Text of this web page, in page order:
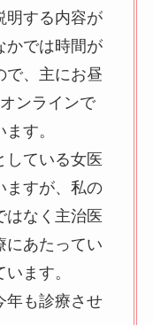
明する内容が
かでは時間が
で、主にお昼
ンラインで
す。
している女医
ますが、私の
はなく主治医
にあたってい
ます。
年も診療させ